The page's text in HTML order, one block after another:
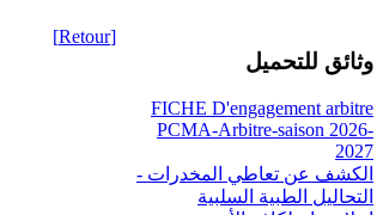
[Retour]
وثائق للتحميل
FICHE D'engagement arbitre
PCMA-Arbitre-saison 2026-
2027
الكشف عن تعاطي المخدرات -
التحاليل الطبية السلبية